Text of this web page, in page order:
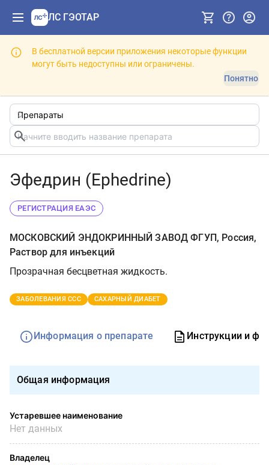
ЛС ГЭОТАР
В бесплатной версии приложения некоторые функции
могут быть недоступны или ограничены.
Понятно
Эфедрин (Ephedrine)
РЕГИСТРАЦИЯ ЕАЭС
МОСКОВСКИЙ ЭНДОКРИННЫЙ ЗАВОД ФГУП, Россия,
Раствор для инъекций
Прозрачная бесцветная жидкость.
ЗАБОЛЕВАНИЯ ССС САХАРНЫЙ ДИАБЕТ
Информация о препарате Инструкции и
Общая информация
Устаревшее наименование
Нет данных
Владелец